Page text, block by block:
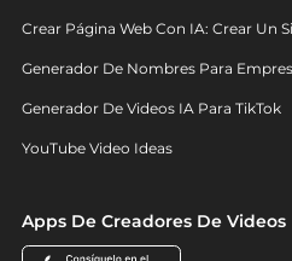
Crear Página Web Con IA: Crear Un
Generador De Nombres Para
Generador De Videos IA Para TikTok
YouTube Video Ideas
Apps De Creadores De Videos